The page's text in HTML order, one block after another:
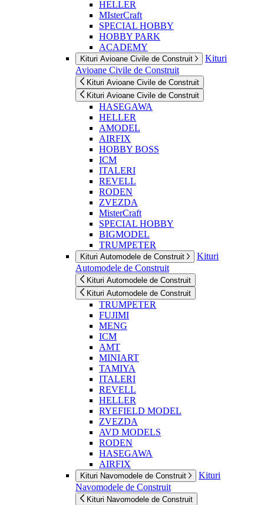
HELLER
MIsterCraft
SPECIAL HOBBY
HOBBY PARK
ACADEMY
Kituri Avioane Civile de Construit
Kituri
Avioane Civile de Construit
Kituri Avioane Civile de Construit
Kituri Avioane Civile de Construit
HASEGAWA
HELLER
AMODEL
AIRFIX
HOBBY BOSS
ICM
ITALERI
REVELL
RODEN
ZVEZDA
MisterCraft
SPECIAL HOBBY
BIGMODEL
TRUMPETER
Kituri Automodele de Construit
Kituri
Automodele de Construit
Kituri Automodele de Construit
Kituri Automodele de Construit
TRUMPETER
FUJIMI
MENG
ICM
AMT
MINIART
TAMIYA
ITALERI
REVELL
HELLER
RYEFIELD MODEL
ZVEZDA
AVD MODELS
RODEN
HASEGAWA
AIRFIX
Kituri Navomodele de Construit
Kituri
Navomodele de Construit
Kituri Navomodele de Construit